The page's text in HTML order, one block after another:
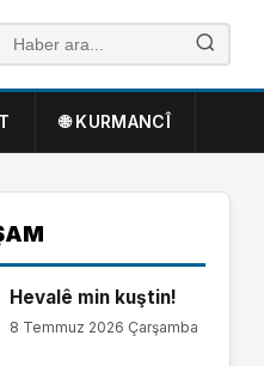
🌐 KURMANCÎ
Hevalê min kuştin!
8 Temmuz 2026 Çarşamba